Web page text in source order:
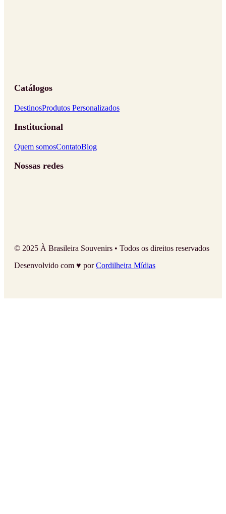
Catálogos
DestinosProdutos Personalizados
Institucional
Quem somosContatoBlog
Nossas redes
© 2025 À Brasileira Souvenirs • Todos os direitos reservados
Desenvolvido com ♥ porCordilheira Mídias